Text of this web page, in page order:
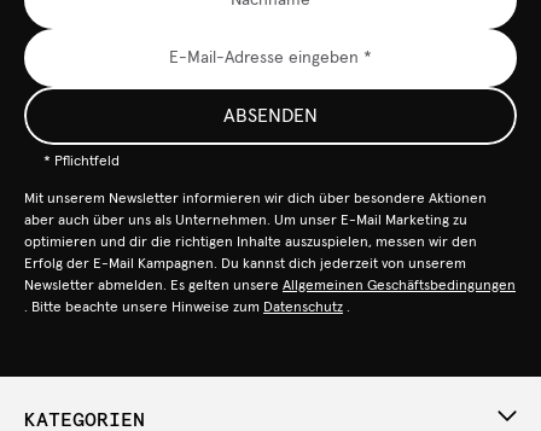
ABSENDEN
* Pflichtfeld
Mit unserem Newsletter informieren wir dich über besondere Aktionen
aber auch über uns als Unternehmen. Um unser E-Mail Marketing zu
optimieren und dir die richtigen Inhalte auszuspielen, messen wir den
Erfolg der E-Mail Kampagnen. Du kannst dich jederzeit von unserem
Newsletter abmelden. Es gelten unsere Allgemeinen Geschäftsbedingungen
. Bitte beachte unsere Hinweise zum Datenschutz .
KATEGORIEN